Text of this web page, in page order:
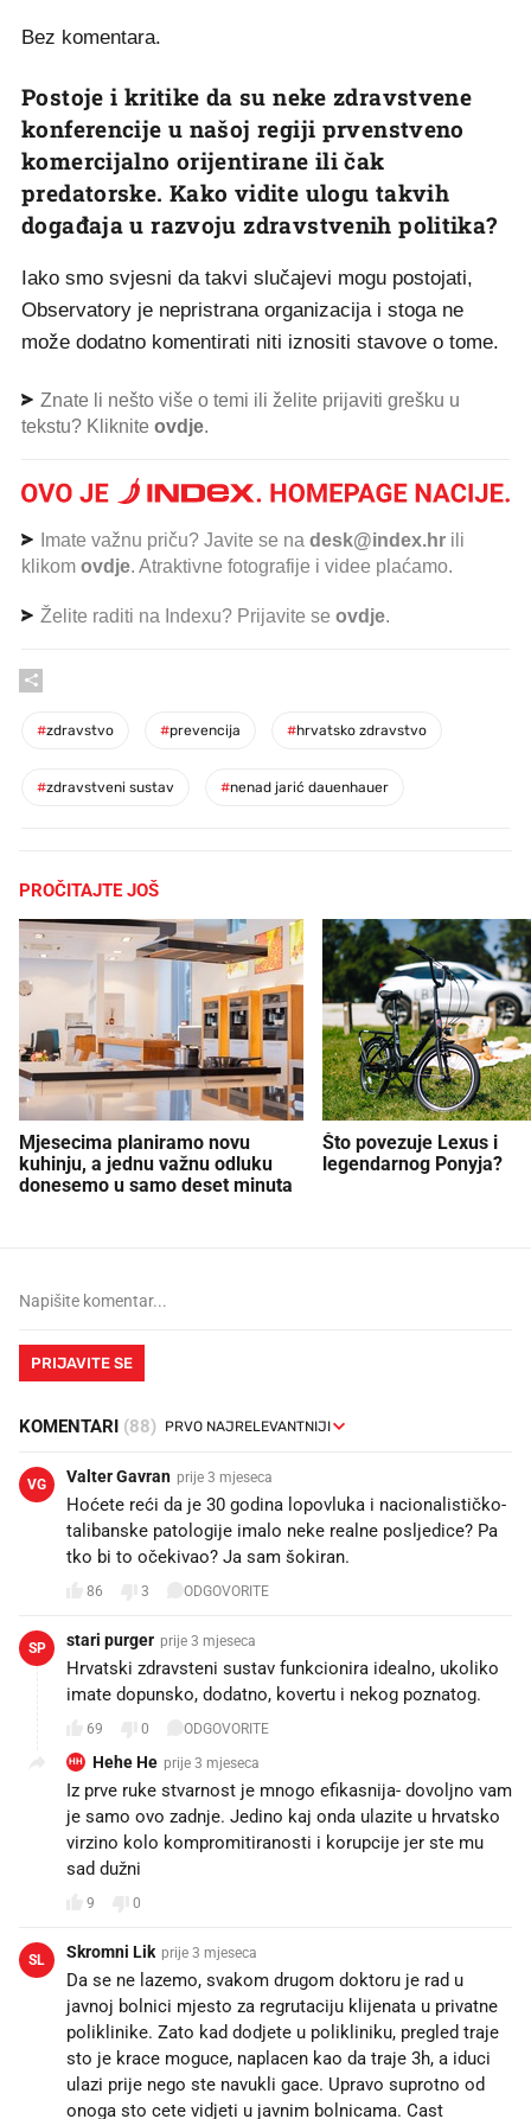
Bez komentara.
Postoje i kritike da su neke zdravstvene
konferencije u našoj regiji prvenstveno
komercijalno orijentirane ili čak
predatorske. Kako vidite ulogu takvih
događaja u razvoju zdravstvenih politika?
Iako smo svjesni da takvi slučajevi mogu postojati,
Observatory je nepristrana organizacija i stoga ne
može dodatno komentirati niti iznositi stavove o tome.
Znate li nešto više o temi ili želite prijaviti grešku u
tekstu? Kliknite ovdje.
Imate važnu priču? Javite se na desk@index.hr ili
klikom ovdje. Atraktivne fotografije i videe plaćamo.
Želite raditi na Indexu? Prijavite se ovdje.
#zdravstvo #prevencija #hrvatsko zdravstvo
#zdravstveni sustav #nenad jarić dauenhauer
PROČITAJTE JOŠ
Mjesecima planiramo novu
kuhinju, a jednu važnu odluku
donesemo u samo deset minuta
Što povezuje Lexus i
legendarnog Ponyja?
PRIJAVITE SE
KOMENTARI (88)
VG Valter Gavran prije 3 mjeseca
Hoćete reći da je 30 godina lopovluka i nacionalističko-
talibanske patologije imalo neke realne posljedice? Pa
tko bi to očekivao? Ja sam šokiran.
86 3 ODGOVORITE
SP stari purger prije 3 mjeseca
Hrvatski zdravsteni sustav funkcionira idealno, ukoliko
imate dopunsko, dodatno, kovertu i nekog poznatog.
69 0 ODGOVORITE
HH Hehe He prije 3 mjeseca
Iz prve ruke stvarnost je mnogo efikasnija- dovoljno vam
je samo ovo zadnje. Jedino kaj onda ulazite u hrvatsko
virzino kolo kompromitiranosti i korupcije jer ste mu
sad dužni
9 0
SL Skromni Lik prije 3 mjeseca
Da se ne lazemo, svakom drugom doktoru je rad u
javnoj bolnici mjesto za regrutaciju klijenata u privatne
poliklinike. Zato kad dodjete u polikliniku, pregled traje
sto je krace moguce, naplacen kao da traje 3h, a iduci
ulazi prije nego ste navukli gace. Upravo suprotno od
onoga sto cete vidjeti u javnim bolnicama. Cast